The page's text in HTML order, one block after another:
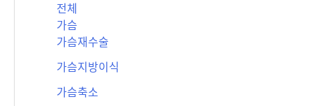
전체
가슴
가슴재수술
가슴지방이식
가슴축소